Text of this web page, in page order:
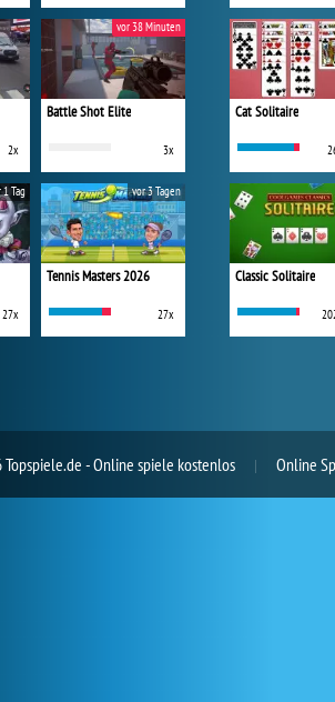
2x
Battle Shot Elite
3x
vor 38 Minuten
27x
1 Tag
Tennis Masters 2026
27x
vor 3 Tagen
Cat Solitaire
Classic Solitaire
- Online spiele kostenlos Online